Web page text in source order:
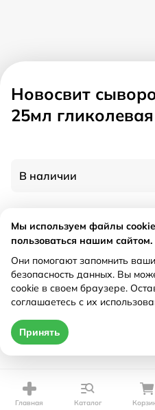
Новосвит
25мл гликолевая
В наличии
Характеристики
Рецепт
Главная Каталог
Мы используем файлы
пользоваться нашим сайтом.
Они помогают запомнить
безопасность данных. Вы
cookie в своем браузере.
соглашаетесь с их
Принять